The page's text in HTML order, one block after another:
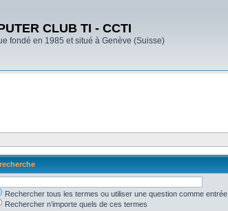
CLUB TI - CCTI
fondé en 1985 et situé à Genève (Suisse)
Rechercher tous les termes ou utiliser une question comme entrée
Rechercher n’importe quels de ces termes